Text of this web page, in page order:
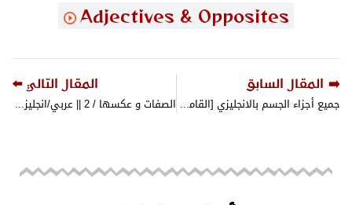
Adjectives & Opposites
➡️ المقال السابق
جميع أجزاء الجسم بالانجليزي [القاموس الناطق المصور ] Human Body Parts
المقال التالي ⬅️
الصفات و عكسها / 2 || عربي/انجليزي || Adjectives / Opposites || صوت وصورة